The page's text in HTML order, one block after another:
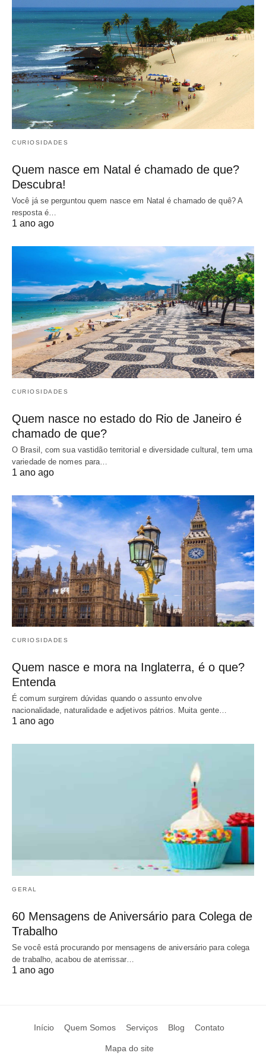
CURIOSIDADES
Quem nasce em Natal é chamado de que?
Descubra!
Você já se perguntou quem nasce em Natal é chamado de quê? A
resposta é…
1 ano ago
CURIOSIDADES
Quem nasce no estado do Rio de Janeiro é
chamado de que?
O Brasil, com sua vastidão territorial e diversidade cultural, tem uma
variedade de nomes para…
1 ano ago
CURIOSIDADES
Quem nasce e mora na Inglaterra, é o que?
Entenda
É comum surgirem dúvidas quando o assunto envolve
nacionalidade, naturalidade e adjetivos pátrios. Muita gente…
1 ano ago
GERAL
60 Mensagens de Aniversário para Colega de
Trabalho
Se você está procurando por mensagens de aniversário para colega
de trabalho, acabou de aterrissar…
1 ano ago
Início Quem Somos Serviços Blog Contato
Mapa do site